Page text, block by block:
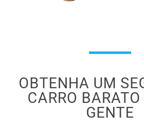
OBTENHA UM
CARRO
GENTE